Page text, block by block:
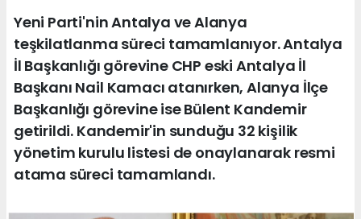
Yeni Parti'nin Antalya ve Alanya
teşkilatlanma süreci tamamlanıyor. Antalya
İl Başkanlığı görevine CHP eski Antalya İl
Başkanı Nail Kamacı atanırken, Alanya İlçe
Başkanlığı görevine ise Bülent Kandemir
getirildi. Kandemir'in sunduğu 32 kişilik
yönetim kurulu listesi de onaylanarak resmi
atama süreci tamamlandı.